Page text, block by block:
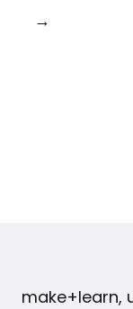
→
make+learn,